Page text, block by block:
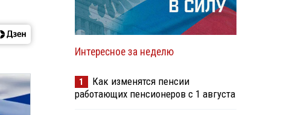
Интересное за неделю
1
Как изменятся пенсии
работающих пенсионеров с 1 августа